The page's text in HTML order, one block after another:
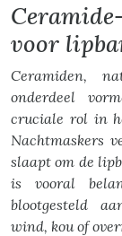
voor
Ceramiden,
onderdeel
cruciale rol in
Nachtmaskers
slaapt om de
is vooral
blootgesteld
wind, kou of